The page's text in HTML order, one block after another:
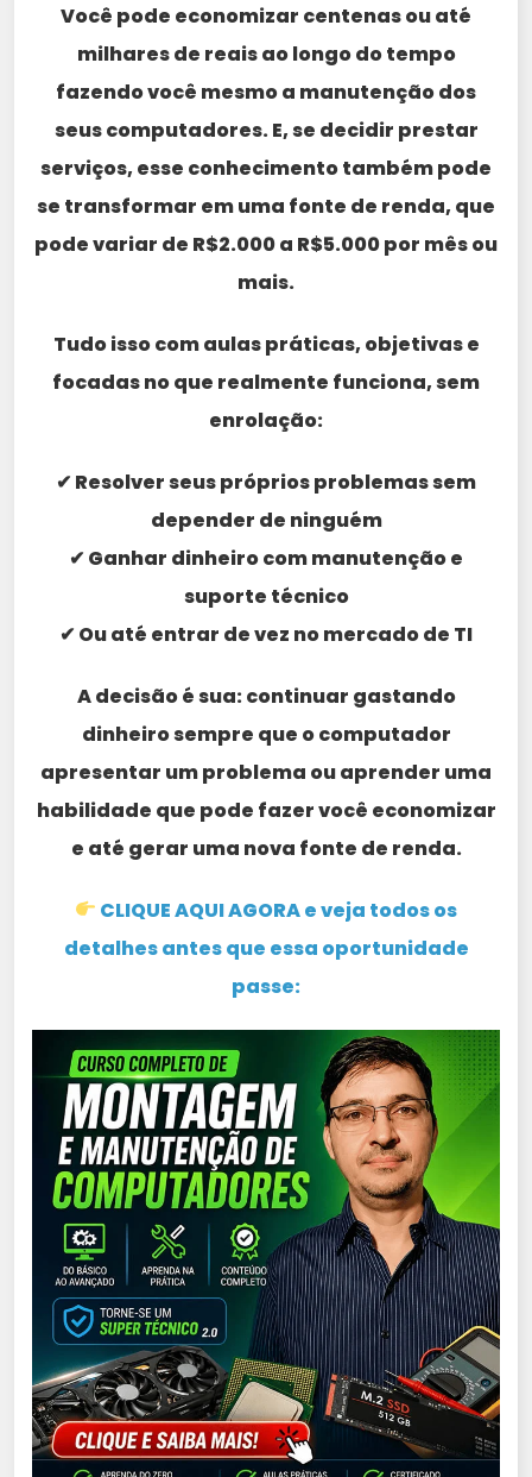
Você pode economizar centenas ou até
milhares de reais ao longo do tempo
fazendo você mesmo a manutenção dos
seus computadores. E, se decidir prestar
serviços, esse conhecimento também pode
se transformar em uma fonte de renda, que
pode variar de R$2.000 a R$5.000 por mês ou
mais.
Tudo isso com aulas práticas, objetivas e
focadas no que realmente funciona, sem
enrolação:
✔ Resolver seus próprios problemas sem
depender de ninguém
✔ Ganhar dinheiro com manutenção e
suporte técnico
✔ Ou até entrar de vez no mercado de TI
A decisão é sua: continuar gastando
dinheiro sempre que o computador
apresentar um problema ou aprender uma
habilidade que pode fazer você economizar
e até gerar uma nova fonte de renda.
CLIQUE AQUI AGORA e veja todos os
detalhes antes que essa oportunidade
passe: